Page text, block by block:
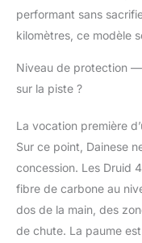
performant sans
kilomètres, ce modèle
Niveau de protection
sur la piste ?
La vocation première
Sur ce point, Dainese
concession. Les Druid
fibre de carbone au
dos de la main, des
de chute. La paume